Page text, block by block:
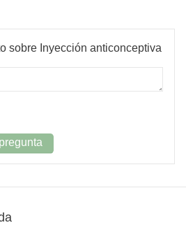
sobre Inyección anticonceptiva